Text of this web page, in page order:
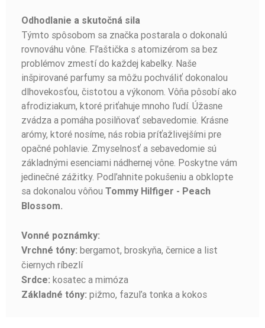
Odhodlanie a skutočná sila
Týmto spôsobom sa značka postarala o dokonalú
rovnováhu vône. Fľaštička s atomizérom sa bez
problémov zmestí do každej kabelky. Naše
inšpirované parfumy sa môžu pochváliť dokonalou
dlhovekosťou, čistotou a výkonom. Vôňa pôsobí ako
afrodiziakum, ktoré priťahuje mnoho ľudí. Úžasne
zvádza a pomáha posilňovať sebavedomie. Krásne
arómy, ktoré nosíme, nás robia príťažlivejšími pre
opačné pohlavie. Zmyselnosť a sebavedomie sú
základnými esenciami nádhernej vône. Poskytne vám
jedinečné zážitky. Podľahnite pokušeniu a obklopte
sa dokonalou vôňou Tommy Hilfiger - Peach
Blossom.
Vonné poznámky:
Vrchné tóny: bergamot, broskyňa, černice a list
čiernych ríbezlí
Srdce: kosatec a mimóza
Základné tóny: pižmo, fazuľa tonka a kokos